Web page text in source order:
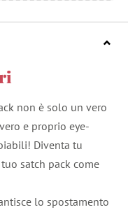
non è solo un vero
e proprio eye-
Diventa tu
satch pack come
lo spostamento